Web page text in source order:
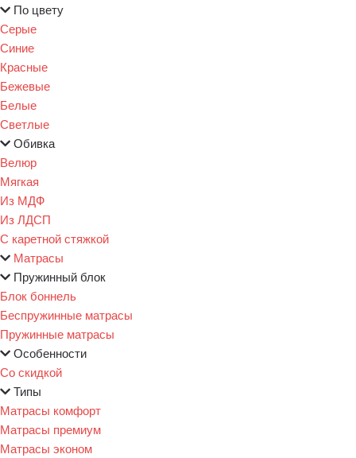
По цвету
Серые
Синие
Красные
Бежевые
Белые
Светлые
Обивка
Велюр
Мягкая
Из МДФ
Из ЛДСП
С каретной стяжкой
Матрасы
Пружинный блок
Блок боннель
Беспружинные матрасы
Пружинные матрасы
Особенности
Со скидкой
Типы
Матрасы комфорт
Матрасы премиум
Матрасы эконом